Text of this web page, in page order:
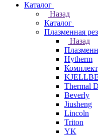
Каталог
Назад
Каталог
Плазменная
Назад
Hytherm
Thermal
Beverly
Jiusheng
Lincoln
Triton
YK